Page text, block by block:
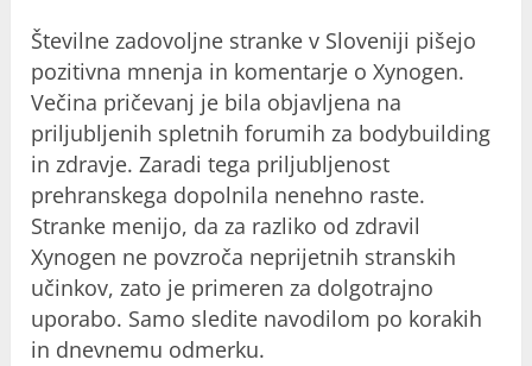
Številne zadovoljne stranke v Sloveniji pišejo
pozitivna mnenja in komentarje o Xynogen.
Večina pričevanj je bila objavljena na
priljubljenih spletnih forumih za bodybuilding
in zdravje. Zaradi tega priljubljenost
prehranskega dopolnila nenehno raste.
Stranke menijo, da za razliko od zdravil
Xynogen ne povzroča neprijetnih stranskih
učinkov, zato je primeren za dolgotrajno
uporabo. Samo sledite navodilom po korakih
in dnevnemu odmerku.